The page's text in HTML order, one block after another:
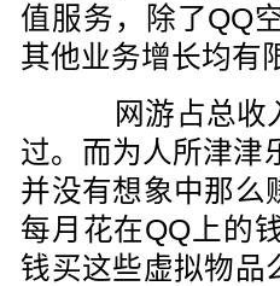
值服务，除了QQ
其他业务增长均有
网游占总收入
过。而为人所津津
并没有想象中那么
每月花在QQ上的
钱买这些虚拟物品